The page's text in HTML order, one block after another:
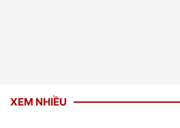
XEM NHIỀU